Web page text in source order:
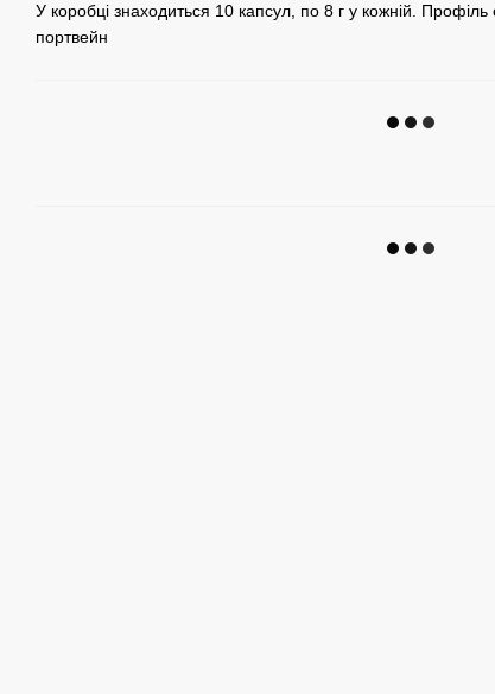
У коробці знаходиться 10 капсул, по 8 г у кожній.
портвейн